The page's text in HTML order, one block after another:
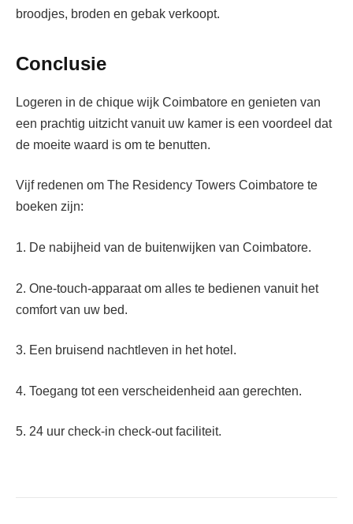
broodjes, broden en gebak verkoopt.
Conclusie
Logeren in de chique wijk Coimbatore en genieten van
een prachtig uitzicht vanuit uw kamer is een voordeel dat
de moeite waard is om te benutten.
Vijf redenen om The Residency Towers Coimbatore te
boeken zijn:
1. De nabijheid van de buitenwijken van Coimbatore.
2. One-touch-apparaat om alles te bedienen vanuit het
comfort van uw bed.
3. Een bruisend nachtleven in het hotel.
4. Toegang tot een verscheidenheid aan gerechten.
5. 24 uur check-in check-out faciliteit.